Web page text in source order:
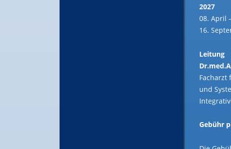
2027
08. April
16.
Leitung
Facharzt
und
Gebühr